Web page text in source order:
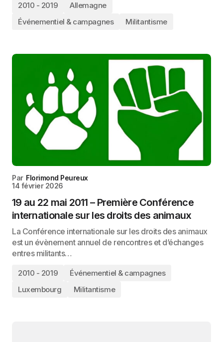
2010 - 2019
Allemagne
Événementiel & campagnes
Militantisme
Par Florimond Peureux
14 février 2026
19 au 22 mai 2011 – Première Conférence
internationale sur les droits des animaux
La Conférence internationale sur les droits des animaux
est un évènement annuel de rencontres et d’échanges
entres militants…
2010 - 2019
Événementiel & campagnes
Luxembourg
Militantisme